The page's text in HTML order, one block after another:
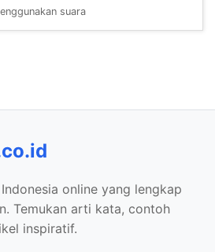
suara
online yang lengkap
Temukan arti kata, contoh
inspiratif.